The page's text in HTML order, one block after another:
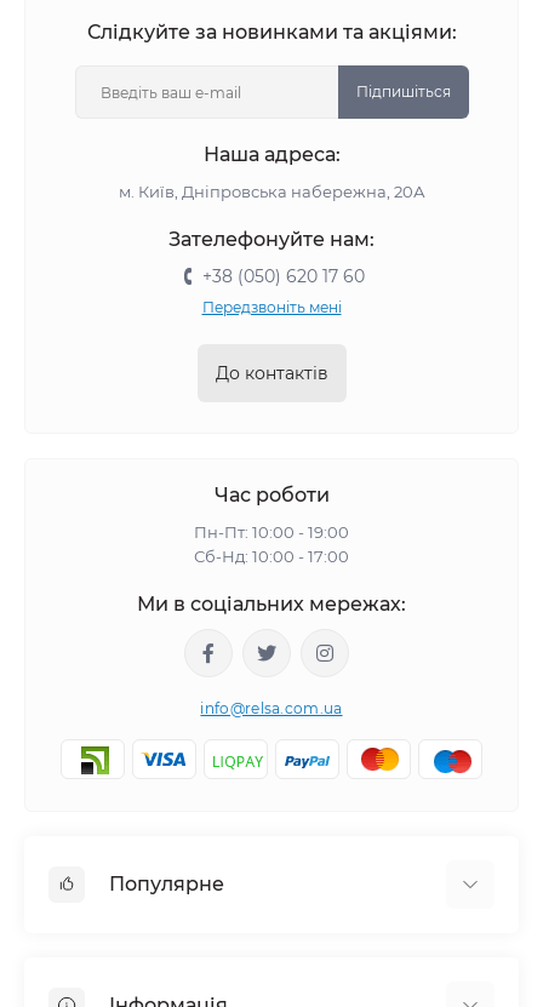
Слідкуйте за новинками та акціями:
Підпишіться
Наша адреса:
м. Київ, Дніпровська набережна, 20А
Зателефонуйте нам:
+38 (050) 620 17 60
Передзвоніть мені
До контактів
Час роботи
Пн-Пт: 10:00 - 19:00
Сб-Нд: 10:00 - 17:00
Ми в соціальних мережах:
info@relsa.com.ua
Популярне